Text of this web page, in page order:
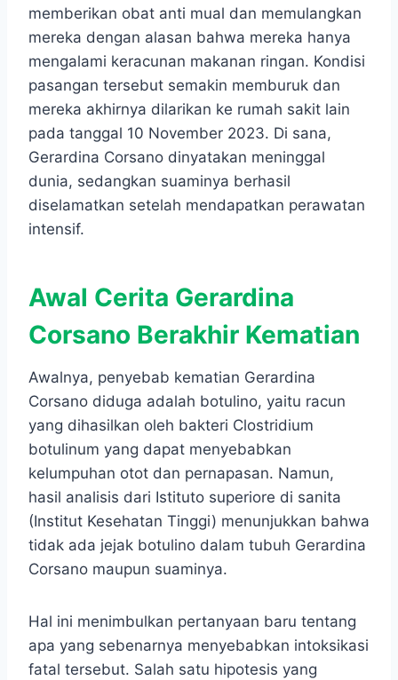
memberikan obat anti mual dan memulangkan
mereka dengan alasan bahwa mereka hanya
mengalami keracunan makanan ringan. Kondisi
pasangan tersebut semakin memburuk dan
mereka akhirnya dilarikan ke rumah sakit lain
pada tanggal 10 November 2023. Di sana,
Gerardina Corsano dinyatakan meninggal
dunia, sedangkan suaminya berhasil
diselamatkan setelah mendapatkan perawatan
intensif.
Awal Cerita Gerardina
Corsano Berakhir Kematian
Awalnya, penyebab kematian Gerardina
Corsano diduga adalah botulino, yaitu racun
yang dihasilkan oleh bakteri Clostridium
botulinum yang dapat menyebabkan
kelumpuhan otot dan pernapasan. Namun,
hasil analisis dari Istituto superiore di sanita
(Institut Kesehatan Tinggi) menunjukkan bahwa
tidak ada jejak botulino dalam tubuh Gerardina
Corsano maupun suaminya.
Hal ini menimbulkan pertanyaan baru tentang
apa yang sebenarnya menyebabkan intoksikasi
fatal tersebut. Salah satu hipotesis yang